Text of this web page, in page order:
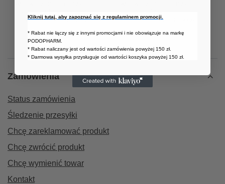
Cena regularna:129,00 zł -8%
Cena regularna:
Zamówienia
Status zamówienia
Śledzenie przesyłki
Chcę zareklamować produkt
Chcę zwrócić produkt
Chcę wymienić towar
Kontakt
Kliknij tutaj, aby zapoznać się z regulaminem promocji.
* Rabat nie łączy się z innymi promocjami i nie obowiązuje na markę
PODOPHARM.
* Rabat naliczany jest od wartości zamówienia powyżej 150 zł.
* Darmowa wysyłka przysługuje od wartości koszyka powyżej 150 zł.